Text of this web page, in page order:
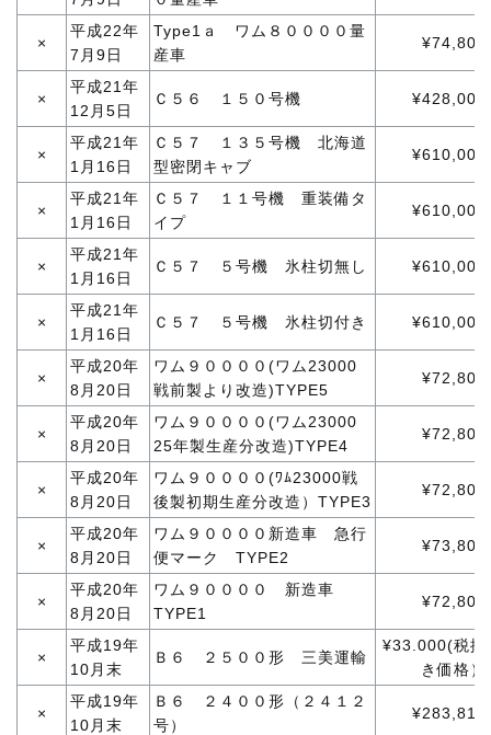
×
平成22年
7月9日
Type1ａ ワム８００００量
産車
¥74,800
×
平成21年
12月5日
Ｃ５６ １５０号機 ¥428,000
×
平成21年
1月16日
Ｃ５７ １３５号機 北海道
型密閉キャブ
¥610,000
×
平成21年
1月16日
Ｃ５７ １１号機 重装備タ
イプ
¥610,000
×
平成21年
1月16日
Ｃ５７ ５号機 氷柱切無し ¥610,000
×
平成21年
1月16日
Ｃ５７ ５号機 氷柱切付き ¥610,000
×
平成20年
8月20日
ワム９００００(ワム23000
戦前製より改造)TYPE5
¥72,800
×
平成20年
8月20日
ワム９００００(ワム23000
25年製生産分改造)TYPE4
¥72,800
×
平成20年
8月20日
ワム９００００(ﾜﾑ23000戦
後製初期生産分改造）TYPE3
¥72,800
×
平成20年
8月20日
ワム９００００新造車 急行
便マーク TYPE2
¥73,800
×
平成20年
8月20日
ワム９００００ 新造車
TYPE1
¥72,800
×
平成19年
10月末
Ｂ６ ２５００形 三美運輸
¥33.000(税抜
き価格）
×
平成19年
10月末
Ｂ６ ２４００形（２４１２
号）
¥283,810